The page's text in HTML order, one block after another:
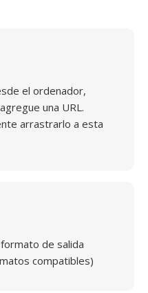
el ordenador,
una URL.
arrastrarlo a esta
de salida
compatibles)